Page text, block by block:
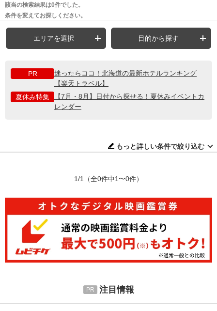
該当の検索結果は0件でした。
条件を変えてお探しください。
エリアを選択 目的から探す
PR
迷ったらココ！北海道の最新ホテルランキング
【楽天トラベル】
夏休み特集
【7月・8月】日付から探せる！夏休みイベントカ
レンダー
もっと詳しい条件で絞り込む
1/1 （全0件中1〜0件）
注目情報